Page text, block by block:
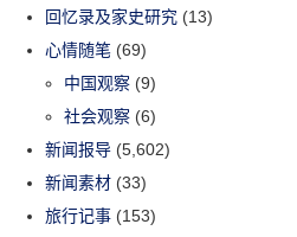
回忆录及家史研究 (13)
心情随笔 (69)
中国观察 (9)
社会观察 (6)
新闻报导 (5,602)
新闻素材 (33)
旅行记事 (153)